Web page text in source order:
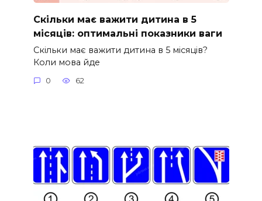
Скільки має важити дитина в 5
місяців: оптимальні показники ваги
Скільки має важити дитина в 5 місяців?
Коли мова йде
0 62